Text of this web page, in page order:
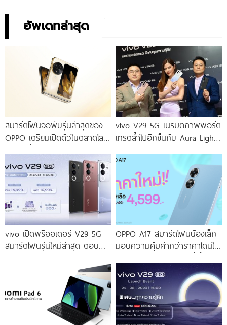
อัพเดทล่าสุด
สมาร์ตโฟนจอพับรุ่นล่าสุดของ
OPPO เตรียมเปิดตัวในตลาดโลก
vivo V29 5G เนรมิตภาพพอร์ต
เทรตล้ำไปอีกขั้นกับ Aura Light
โดดเด่นด้วยสุนทรียศาสตร์แห่ง
vivo เปิดพรีออเดอร์ V29 5G
สมาร์ตโฟนรุ่นใหม่ล่าสุด ตอบ
ราคาเริ่มต้นเพียง 14,999 บาท
จัดเต็มกับโปรโมชันพิเศษก่อนใคร
OPPO A17 สมาร์ตโฟนน้องเล็ก
มอบความคุ้มค่ากว่าราคาโดนใจ
ราคาใหม่เพียง 4,599 บาท
เท่านั้น!